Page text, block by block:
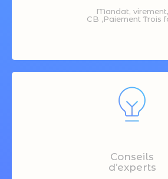
Mandat, virement,
CB ,Paiement Trois
Conseils
d’experts